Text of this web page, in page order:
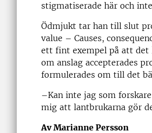
stigmatiserade här och
Ödmjukt tar han till slut
value – Causes,
ett fint exempel på att det
om anslag accepterades
formulerades om till det
–Kan inte jag som
mig att lantbrukarna gör
Av Marianne Persson